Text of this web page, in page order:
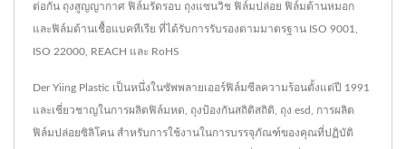
ต่อกัน ถุงสูญญากาศ ฟิล์มรัดรอบ ถุงแซนวิช ฟิล์มปล่อย ฟิล์มต้านหมอก
และฟิล์มต้านเชื้อแบคทีเรีย ที่ได้รับการรับรองตามมาตรฐาน ISO 9001,
ISO 22000, REACH และ RoHS
Der Yiing Plastic เป็นหนึ่งในซัพพลายเออร์ฟิล์มซีลความร้อนตั้งแต่ปี 1991
และเชี่ยวชาญในการผลิตฟิล์มหด, ถุงป้องกันสถิติสถิติ, ถุง esd, การผลิต
ฟิล์มปล่อยซิลิโคน สำหรับการใช้งานในการบรรจุภัณฑ์ของคุณที่ปฏิบัติ